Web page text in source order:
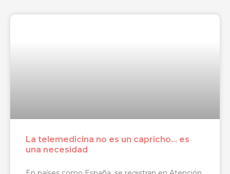
La telemedicina no es un capricho… es
una necesidad